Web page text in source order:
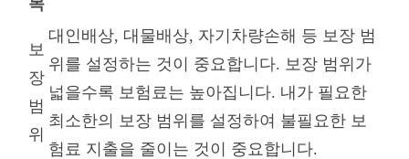
보
장
범
위
대인배상, 대물배상, 자기차량손해 등 보장 범
위를 설정하는 것이 중요합니다. 보장 범위가
넓을수록 보험료는 높아집니다. 내가 필요한
최소한의 보장 범위를 설정하여 불필요한 보
험료 지출을 줄이는 것이 중요합니다.